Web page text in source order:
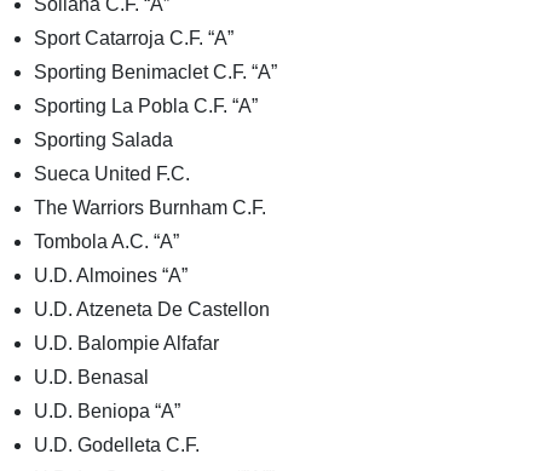
Sport Catarroja C.F. “A”
Sporting Benimaclet C.F. “A”
Sporting La Pobla C.F. “A”
Sporting Salada
Sueca United F.C.
The Warriors Burnham C.F.
Tombola A.C. “A”
U.D. Almoines “A”
U.D. Atzeneta De Castellon
U.D. Balompie Alfafar
U.D. Benasal
U.D. Beniopa “A”
U.D. Godelleta C.F.